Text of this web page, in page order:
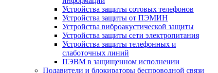
Устройства защиты сотовых телефонов
Устройства защиты от ПЭМИН
Устройства виброакустической защиты
Устройства защиты сети электропитания
Устройства защиты телефонных и
слаботочных линий
ПЭВМ в защищенном исполнении
Подавители и блокираторы беспроводной связи